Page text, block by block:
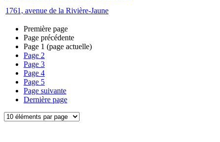
1761, avenue de la Rivière-Jaune
Première page
Page précédente
Page 1 (page actuelle)
Page 2
Page 3
Page 4
Page 5
Page suivante
Dernière page